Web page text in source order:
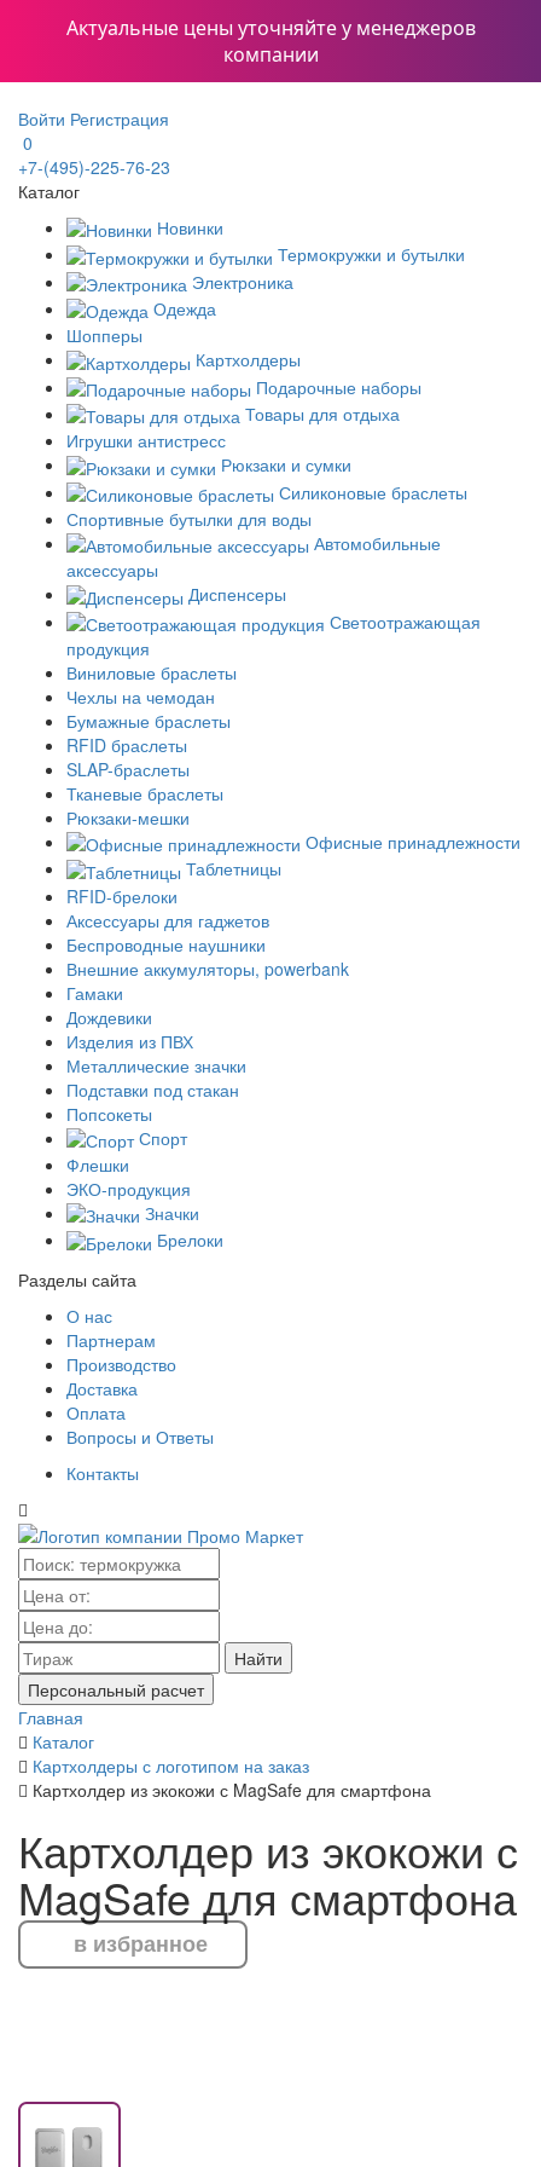
Актуальные цены уточняйте у менеджеров
компании
Войти Регистрация
0
+7-(495)-225-76-23
Каталог
Новинки
Термокружки и бутылки
Электроника
Одежда
Шопперы
Картхолдеры
Подарочные наборы
Товары для отдыха
Игрушки антистресс
Рюкзаки и сумки
Силиконовые браслеты
Спортивные бутылки для воды
Автомобильные
аксессуары
Диспенсеры
Светоотражающая
продукция
Виниловые браслеты
Чехлы на чемодан
Бумажные браслеты
RFID браслеты
SLAP-браслеты
Тканевые браслеты
Рюкзаки-мешки
Офисные принадлежности
Таблетницы
RFID-брелоки
Аксессуары для гаджетов
Беспроводные наушники
Внешние аккумуляторы, powerbank
Гамаки
Дождевики
Изделия из ПВХ
Металлические значки
Подставки под стакан
Попсокеты
Спорт
Флешки
ЭКО-продукция
Значки
Брелоки
Разделы сайта
О нас
Партнерам
Производство
Доставка
Оплата
Вопросы и Ответы
Контакты
Найти
Персональный расчет
Главная
Каталог
Картхолдеры с логотипом на заказ
Картхолдер из экокожи с MagSafe для смартфона
Картхолдер из экокожи с
MagSafe для смартфона
в избранное